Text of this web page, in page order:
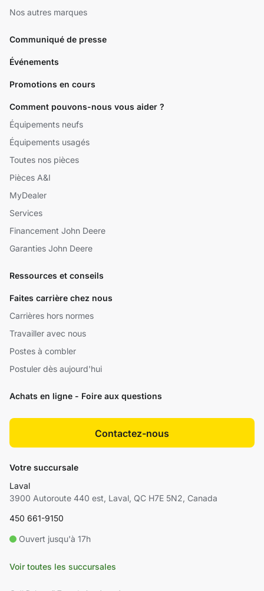
Nos autres marques
Communiqué de presse
Événements
Promotions en cours
Comment pouvons-nous vous aider ?
Équipements neufs
Équipements usagés
Toutes nos pièces
Pièces A&I
MyDealer
Services
Financement John Deere
Garanties John Deere
Ressources et conseils
Faites carrière chez nous
Carrières hors normes
Travailler avec nous
Postes à combler
Postuler dès aujourd'hui
Achats en ligne - Foire aux questions
Contactez-nous
Votre succursale
Laval
3900 Autoroute 440 est, Laval, QC H7E 5N2, Canada
450 661-9150
Ouvert jusqu'à 17h
Voir toutes les succursales